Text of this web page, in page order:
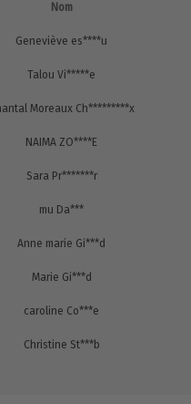
Nom
Geneviève es****u
Talou Vi*****e
Moreaux Ch*********x
NAIMA ZO****E
Sara Pr*******r
mu Da***
Anne marie Gi***d
Marie Gi***d
caroline Co***e
Christine St***b